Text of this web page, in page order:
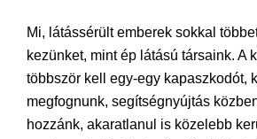
Mi, látássérült emberek sokkal
kezünket, mint ép látású társaink. A
többször kell egy-egy kapaszkodót,
megfognunk, segítségnyújtás
hozzánk, akaratlanul is közelebb